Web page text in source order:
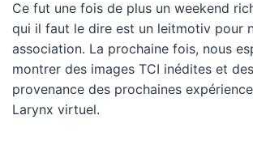
Ce fut une fois de plus un weekend
qui il faut le dire est un leitmotiv pour
association. La prochaine fois, nous
montrer des images TCI inédites et
provenance des prochaines
Larynx virtuel.